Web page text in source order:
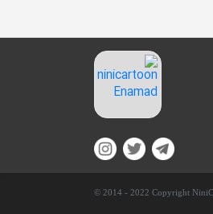
© 2014 - 2022 Copyright